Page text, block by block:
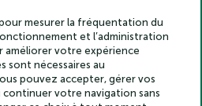
belles lettres – Tous droits réservés
2025
de confidentialité
légales
Crédits
mesurer la fréquentation du
et l’administration
améliorer votre expérience
sont nécessaires au
pouvez accepter, gérer vos
votre navigation sans